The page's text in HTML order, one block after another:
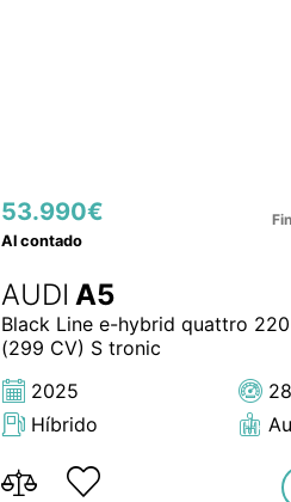
53.990€
Al contado
AUDI A5
Black Line e-hybrid quattro
(299 CV) S tronic
2025
Híbrido